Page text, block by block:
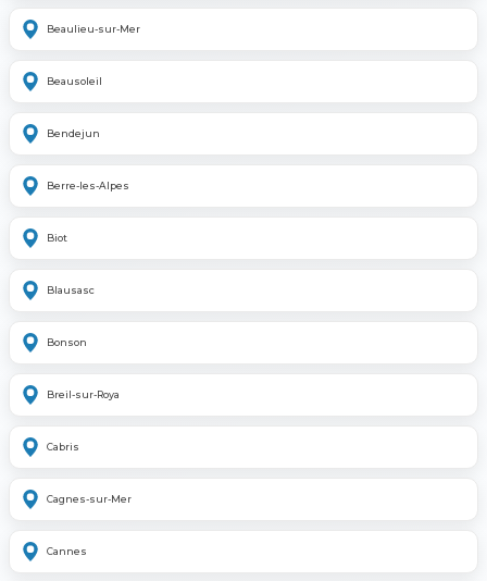
Beaulieu-sur-Mer
Beausoleil
Bendejun
Berre-les-Alpes
Biot
Blausasc
Bonson
Breil-sur-Roya
Cabris
Cagnes-sur-Mer
Cannes